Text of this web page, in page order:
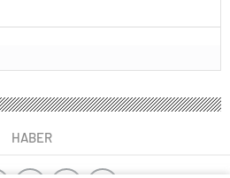
HABER